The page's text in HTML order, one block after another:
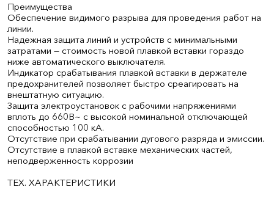
Преимущества
Обеспечение видимого разрыва для проведения работ на
линии.
Надежная защита линий и устройств с минимальными
затратами — стоимость новой плавкой вставки гораздо
ниже автоматического выключателя.
Индикатор срабатывания плавкой вставки в держателе
предохранителей позволяет быстро среагировать на
внештатную ситуацию.
Защита электроустановок с рабочими напряжениями
вплоть до 660В~ с высокой номинальной отключающей
способностью 100 кА.
Отсутствие при срабатывании дугового разряда и эмиссии.
Отсутствие в плавкой вставке механических частей,
неподверженность коррозии
ТЕХ. ХАРАКТЕРИСТИКИ